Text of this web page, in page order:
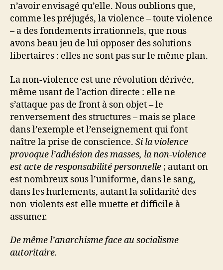
n’avoir envisagé qu’elle. Nous oublions que,
comme les préjugés, la violence – toute violence
– a des fondements irrationnels, que nous
avons beau jeu de lui opposer des solutions
libertaires : elles ne sont pas sur le même plan.
La non-violence est une révolution dérivée,
même usant de l’action directe : elle ne
s’attaque pas de front à son objet – le
renversement des structures – mais se place
dans l’exemple et l’enseignement qui font
naître la prise de conscience. Si la violence
provoque l’adhésion des masses, la non-violence
est acte de responsabilité personnelle ; autant on
est nombreux sous l’uniforme, dans le sang,
dans les hurlements, autant la solidarité des
non-violents est-elle muette et difficile à
assumer.
De même l’anarchisme face au socialisme
autoritaire.